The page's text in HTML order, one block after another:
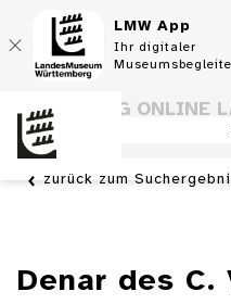
LMW App
Ihr digitaler
SAMMLUNG ONLINE
WÜRTTEMBERG
zurück zum
Denar des C.